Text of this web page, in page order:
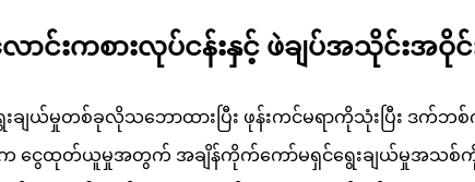
ာင်းကစားလုပ်ငန်းနှင့် ဖဲချပ်အသိုင်းအဝိုင်
ယ်မှုတစ်ခုလိုသဘောထားပြီး ဖုန်းကင်မရာကိုသုံးပြီး ဒက်
က ငွေထုတ်ယူမှုအတွက် အချိန်ကိုက်ကော်မရှင်ရွေးချယ်မှုအသစ်ကို ပ